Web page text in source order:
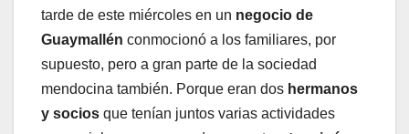
tarde de este miércoles en un negocio de
Guaymallén conmocionó a los familiares, por
supuesto, pero a gran parte de la sociedad
mendocina también. Porque eran dos hermanos
y socios que tenían juntos varias actividades